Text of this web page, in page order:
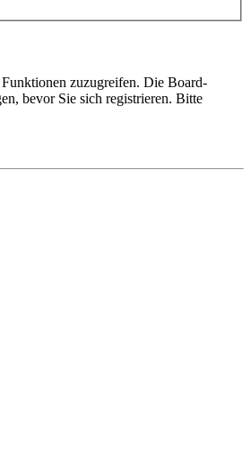
zuzugreifen. Die Board-
bevor Sie sich registrieren. Bitte